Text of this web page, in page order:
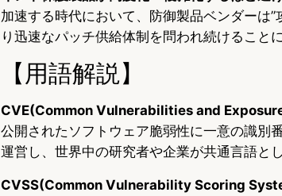
加速する時代において、防御製品ベンダーは
り迅速なパッチ供給体制を問われ続けること
【用語解説】
CVE(Common Vulnerabilities and
公開されたソフトウェア脆弱性に一意の識別
運営し、世界中の研究者や企業が共通言語と
CVSS(Common Vulnerability Scoring